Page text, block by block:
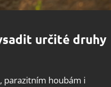
určité druhy
parazitním houbám i